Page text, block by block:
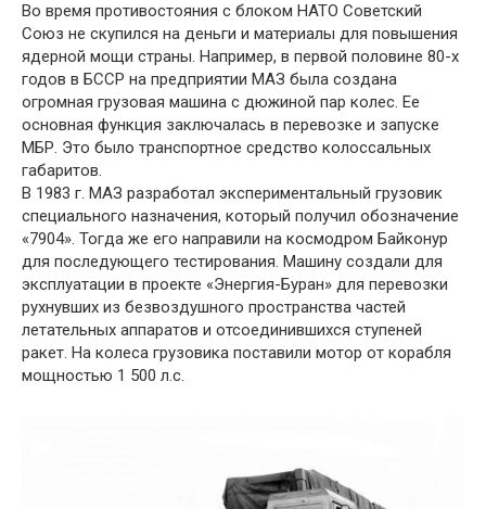
Во время противостояния с блоком НАТО Советский
Союз не скупился на деньги и материалы для повышения
ядерной мощи страны. Например, в первой половине 80-х
годов в БССР на предприятии МАЗ была создана
огромная грузовая машина с дюжиной пар колес. Ее
основная функция заключалась в перевозке и запуске
МБР. Это было транспортное средство колоссальных
габаритов.
В 1983 г. МАЗ разработал экспериментальный грузовик
специального назначения, который получил обозначение
«7904». Тогда же его направили на космодром Байконур
для последующего тестирования. Машину создали для
эксплуатации в проекте «Энергия-Буран» для перевозки
рухнувших из безвоздушного пространства частей
летательных аппаратов и отсоединившихся ступеней
ракет. На колеса грузовика поставили мотор от корабля
мощностью 1 500 л.с.